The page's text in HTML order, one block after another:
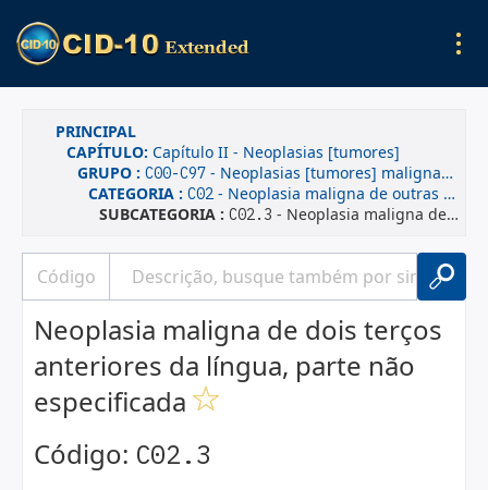
PRINCIPAL
CAPÍTULO: Capítulo II - Neoplasias [tumores]
GRUPO : C00-C97 - Neoplasias [tumores] malignas(os)
CATEGORIA : C02 - Neoplasia maligna de outras partes e de partes não especificadas da língua
SUBCATEGORIA : C02.3 - Neoplasia maligna de dois terços anteriores da língua, parte não especificada
Neoplasia maligna de dois terços
anteriores da língua, parte não
especificada
Código: C02.3